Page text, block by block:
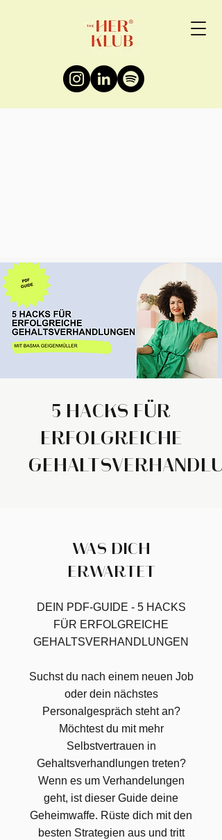
5 HACKS FÜR
ERFOLGREICHE
WAS DICH
ERWARTET
DEIN PDF-GUIDE - 5 HACKS
FÜR ERFOLGREICHE
GEHALTSVERHANDLUNGEN
Suchst du nach einem neuen Job
oder dein nächstes
Personalgespräch steht an?
Möchtest du mit mehr
Selbstvertrauen in
Gehaltsverhandlungen treten?
Wenn es um Verhandelungen
geht, ist dieser Guide deine
Geheimwaffe. Rüste dich mit den
besten Strategien aus und tritt